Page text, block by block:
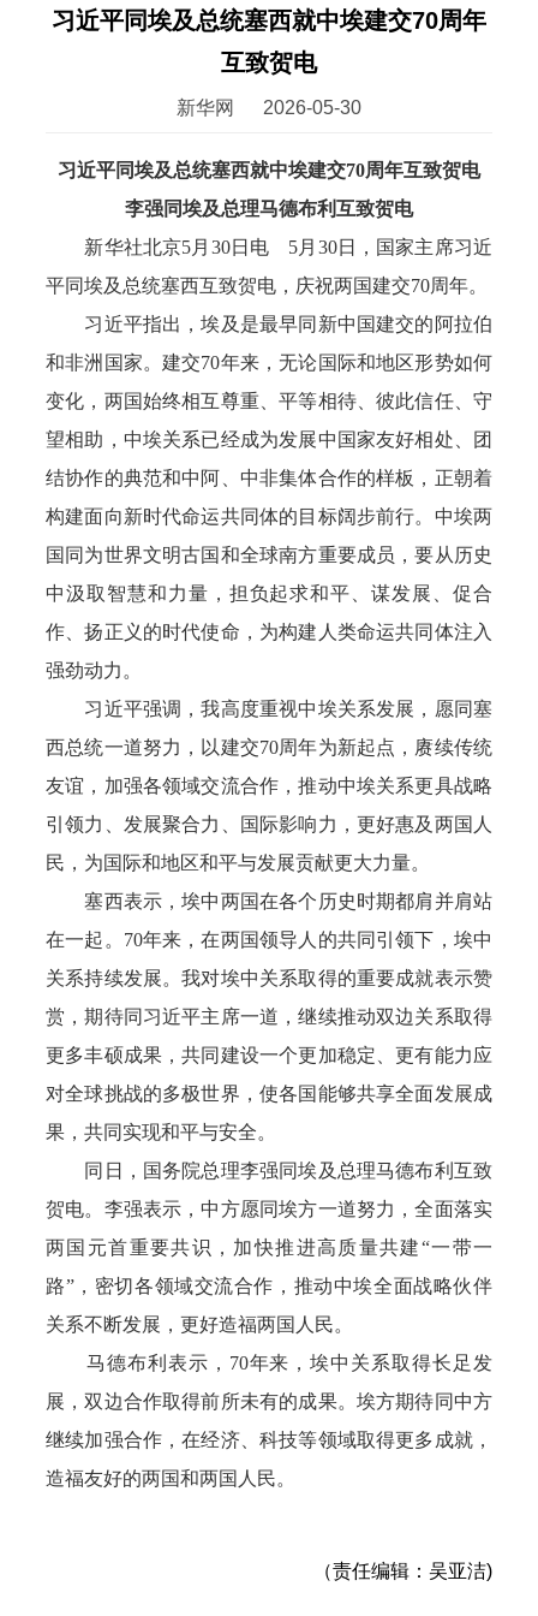
习近平同埃及总统塞西就中埃建交70周年
互致贺电
新华网 2026-05-30
习近平同埃及总统塞西就中埃建交70周年互致贺电
李强同埃及总理马德布利互致贺电
新华社北京5月30日电 5月30日，国家主席习近
平同埃及总统塞西互致贺电，庆祝两国建交70周年。
习近平指出，埃及是最早同新中国建交的阿拉伯
和非洲国家。建交70年来，无论国际和地区形势如何
变化，两国始终相互尊重、平等相待、彼此信任、守
望相助，中埃关系已经成为发展中国家友好相处、团
结协作的典范和中阿、中非集体合作的样板，正朝着
构建面向新时代命运共同体的目标阔步前行。中埃两
国同为世界文明古国和全球南方重要成员，要从历史
中汲取智慧和力量，担负起求和平、谋发展、促合
作、扬正义的时代使命，为构建人类命运共同体注入
强劲动力。
习近平强调，我高度重视中埃关系发展，愿同塞
西总统一道努力，以建交70周年为新起点，赓续传统
友谊，加强各领域交流合作，推动中埃关系更具战略
引领力、发展聚合力、国际影响力，更好惠及两国人
民，为国际和地区和平与发展贡献更大力量。
塞西表示，埃中两国在各个历史时期都肩并肩站
在一起。70年来，在两国领导人的共同引领下，埃中
关系持续发展。我对埃中关系取得的重要成就表示赞
赏，期待同习近平主席一道，继续推动双边关系取得
更多丰硕成果，共同建设一个更加稳定、更有能力应
对全球挑战的多极世界，使各国能够共享全面发展成
果，共同实现和平与安全。
同日，国务院总理李强同埃及总理马德布利互致
贺电。李强表示，中方愿同埃方一道努力，全面落实
两国元首重要共识，加快推进高质量共建“一带一
路”，密切各领域交流合作，推动中埃全面战略伙伴
关系不断发展，更好造福两国人民。
马德布利表示，70年来，埃中关系取得长足发
展，双边合作取得前所未有的成果。埃方期待同中方
继续加强合作，在经济、科技等领域取得更多成就，
造福友好的两国和两国人民。
（责任编辑：吴亚洁)